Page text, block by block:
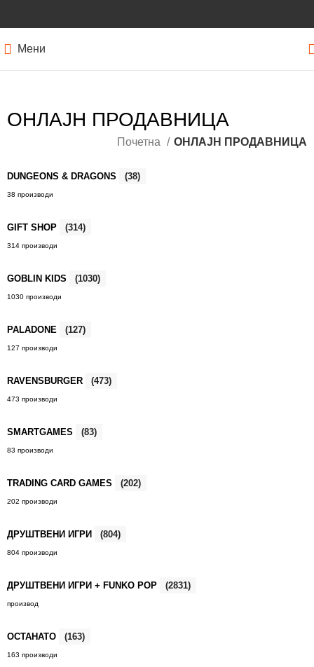
Мени
ОНЛАЈН ПРОДАВНИЦА
Почетна ОНЛАЈН ПРОДАВНИЦА
DUNGEONS & DRAGONS (38)
38 производи
GIFT SHOP (314)
314 производи
GOBLIN KIDS (1030)
1030 производи
PALADONE (127)
127 производи
RAVENSBURGER (473)
473 производи
SMARTGAMES (83)
83 производи
TRADING CARD GAMES (202)
202 производи
ДРУШТВЕНИ ИГРИ (804)
804 производи
ДРУШТВЕНИ ИГРИ + FUNKO POP (2831)
производ
ОСТАНАТО (163)
163 производи